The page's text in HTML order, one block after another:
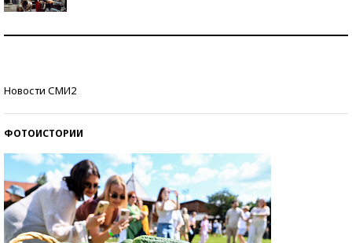
Новости СМИ2
ФОТОИСТОРИИ